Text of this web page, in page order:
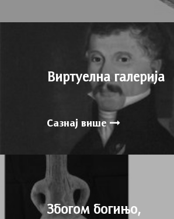
Виртуелна галерија
Сазнај више
Збогом богињо,